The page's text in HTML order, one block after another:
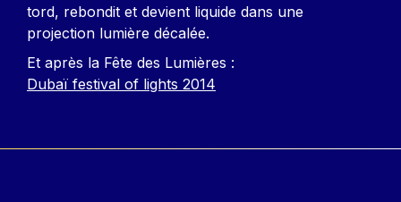
tord, rebondit et devient liquide dans une
projection lumière décalée.
Et après la Fête des Lumières :
Dubaï festival of lights 2014